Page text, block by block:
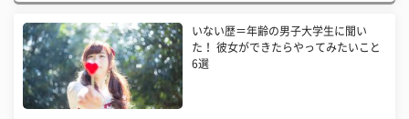
いない歴＝年齢の男子大学生に聞い
た！ 彼女ができたらやってみたいこと
6選